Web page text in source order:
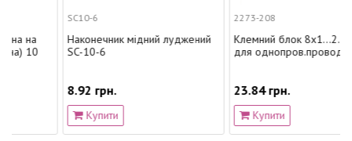
Наконечник мідний луджений
SC-10-6
8.92 грн.
Купити
2273-208
Клемний блок 8х1...2.5мм2,
для однопров.проводн.,мідь
23.84 грн.
Купити